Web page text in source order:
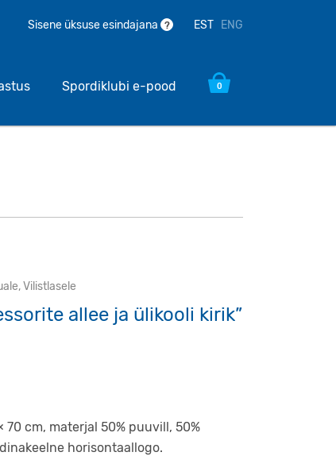
Sisene üksuse esindajana ? EST ENG
Spordiklubi e-pood 0
,Vilistlasele
allee ja ülikooli kirik”
cm, materjal 50% puuvill, 50%
horisontaallogo.